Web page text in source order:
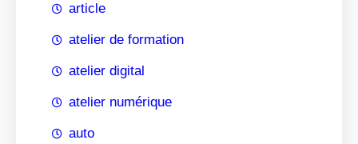
article
atelier de formation
atelier digital
atelier numérique
auto